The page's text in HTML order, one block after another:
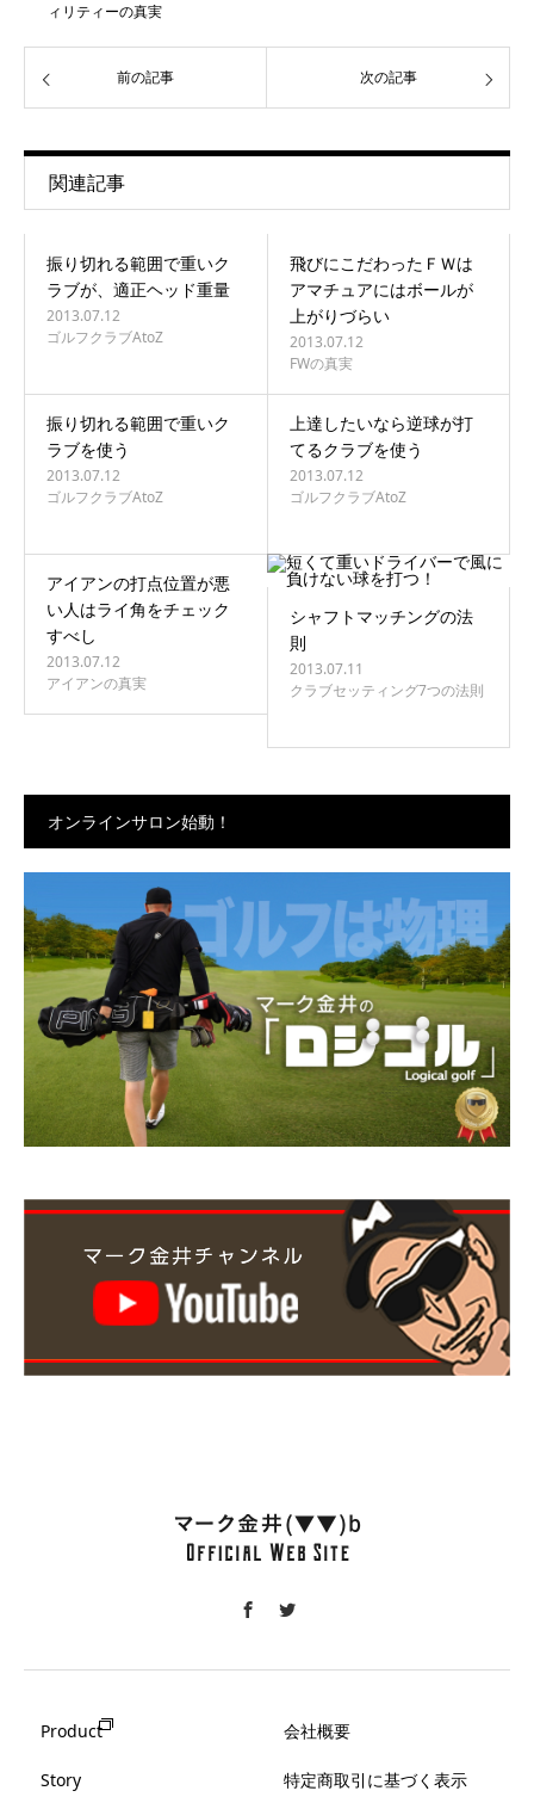
ィリティーの真実
前の記事 次の記事
関連記事
振り切れる範囲で重いク
ラブが、適正ヘッド重量
2013.07.12
ゴルフクラブAtoZ
飛びにこだわったＦＷは
アマチュアにはボールが
上がりづらい
2013.07.12
FWの真実
振り切れる範囲で重いク
ラブを使う
2013.07.12
ゴルフクラブAtoZ
上達したいなら逆球が打
てるクラブを使う
2013.07.12
ゴルフクラブAtoZ
アイアンの打点位置が悪
い人はライ角をチェック
すべし
2013.07.12
アイアンの真実
シャフトマッチングの法
則
2013.07.11
クラブセッティング7つの法則
オンラインサロン始動！
Product
Story
会社概要
特定商取引に基づく表示